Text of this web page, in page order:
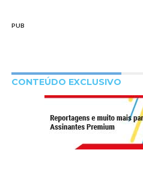
PUB
CONTEÚDO EXCLUSIVO